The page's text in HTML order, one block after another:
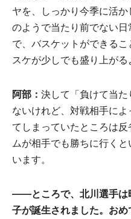
ヤを、しっかり今季に活
のようで当たり前でない
で、バスケットができる
スケが少しでも盛り上がる
阿部 ： 決して「負けて当
ないけれど、対戦相手に
てしまっていたところは
ムが相手でも勝ちに行く
います。
——ところで、 北川選手は
子が誕生されました。 おめ